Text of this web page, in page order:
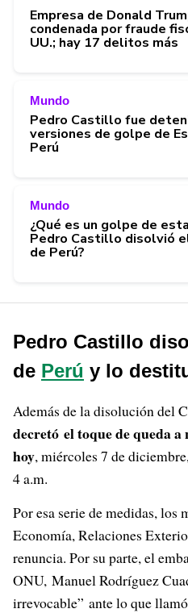
Empresa de Donald
condenada por fraude
UU.; hay 17 delitos más
Mundo
Pedro Castillo fue
versiones de golpe de
Perú
Mundo
¿Qué es un golpe de
Pedro Castillo disolvió
de Perú?
Pedro Castillo
de Perú y lo
Además de la disolución del
decretó el toque de queda
hoy, miércoles 7 de
4 a.m.
Por esa serie de medidas, los
Economía, Relaciones
renuncia. Por su parte, el
ONU, Manuel Rodríguez
irrevocable” ante lo que